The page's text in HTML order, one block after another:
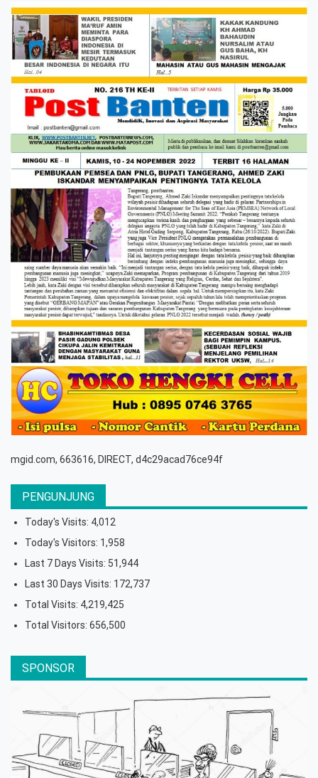
mgid.com, 663616, DIRECT, d4c29acad76ce94f
PENGUNJUNG
Today's Visits: 4,012
Today's Visitors: 1,958
Last 7 Days Visits: 51,944
Last 30 Days Visits: 172,737
Total Visits: 4,219,425
Total Visitors: 656,500
SPONSOR